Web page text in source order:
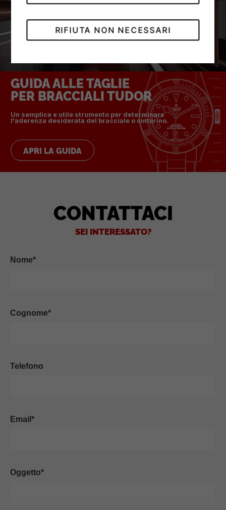
GUIDA ALLE TAGLIE
PER BRACCIALI TUDOR
Un semplice e utile strumento per determinare
l'aderenza desiderata del bracciale o cinturino.
APRI LA GUIDA
CONTATTACI
SEI INTERESSATO?
Nome*
Cognome*
Telefono
Email*
Oggetto*
RIFIUTA NON NECESSARI